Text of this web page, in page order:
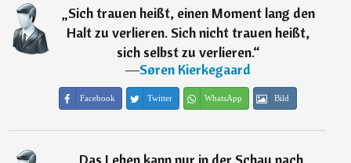
„Sich trauen heißt, einen Moment lang den
Halt zu verlieren. Sich nicht trauen heißt,
sich selbst zu verlieren.“
―Søren Kierkegaard
Facebook Twitter WhatsApp Bild